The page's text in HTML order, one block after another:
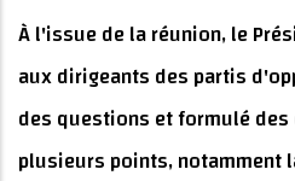
À l'issue de la réunion, le
aux dirigeants des partis
des questions et formulé
plusieurs points, notamment